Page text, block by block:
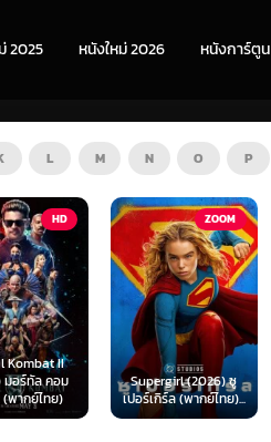
2025 หนังใหม่ 2026 หนังการ์ตูน
L M N O P
ZOOM
(2026) ซู
ล (พากย์ไทย)...
HD
The Thursday
Murder Club (2025)
ชมรมไขคดีฆาตกรรมวัน
พฤหัส...